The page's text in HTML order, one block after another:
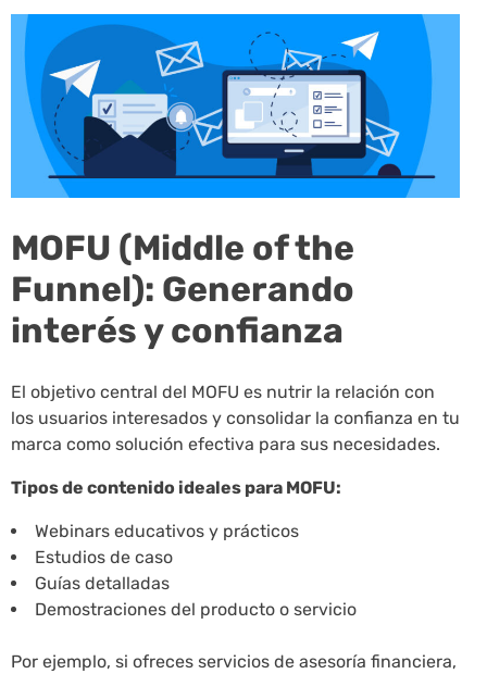
MOFU (Middle of the
Funnel): Generando
interés y confianza
El objetivo central del MOFU es nutrir la relación con
los usuarios interesados y consolidar la confianza en tu
marca como solución efectiva para sus necesidades.
Tipos de contenido ideales para MOFU:
Webinars educativos y prácticos
Estudios de caso
Guías detalladas
Demostraciones del producto o servicio
Por ejemplo, si ofreces servicios de asesoría financiera,